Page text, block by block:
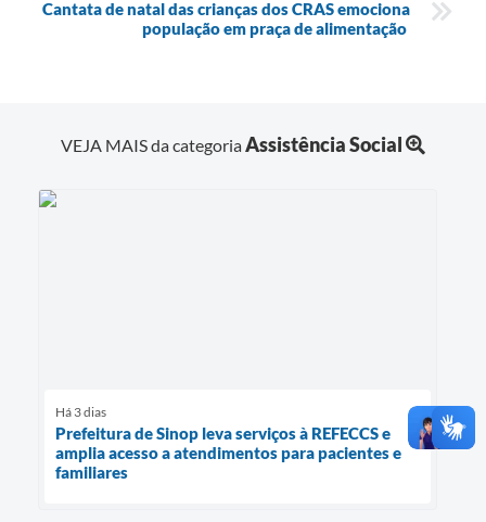
Cantata de natal das crianças dos CRAS emociona
população em praça de alimentação
VEJA MAIS da categoriaAssistência Social
Há 3 dias
Prefeitura de Sinop leva serviços à REFECCS e
amplia acesso a atendimentos para pacientes e
familiares